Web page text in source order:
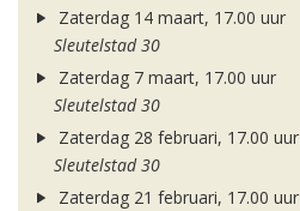
Zaterdag 14 maart, 17.00 uur
Sleutelstad 30
Zaterdag 7 maart, 17.00 uur
Sleutelstad 30
Zaterdag 28 februari, 17.00 uur
Sleutelstad 30
Zaterdag 21 februari, 17.00 uur